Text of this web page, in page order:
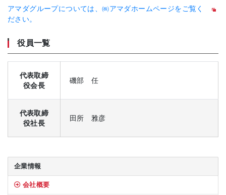
サイドバー
企業情報
会社概要
アマダグループについては、㈱アマダホームページをご覧く
ださい。
役員一覧
代表取締
役会長
磯部 任
代表取締
役社長
田所 雅彦